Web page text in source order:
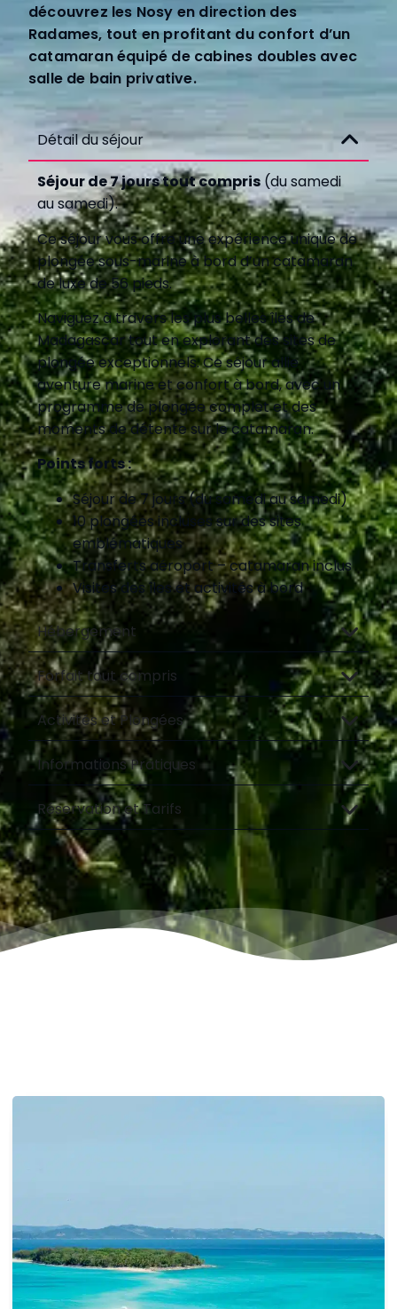
découvrez les Nosy en direction des
Radames, tout en profitant du confort d’un
catamaran équipé de cabines doubles avec
salle de bain privative.
Détail du séjour
Séjour de 7 jours tout compris (du samedi
au samedi).
Ce séjour vous offre une expérience unique de
plongée sous-marine à bord d’un catamaran
de luxe de 56 pieds.
Naviguez à travers les plus belles îles de
Madagascar tout en explorant des sites de
plongée exceptionnels. Ce séjour allie
aventure marine et confort à bord, avec un
programme de plongée complet et des
moments de détente sur le catamaran.
Points forts :
Séjour de 7 jours (du samedi au samedi)
10 plongées incluses sur des sites
emblématiques
Transferts aéroport – catamaran inclus
Visites des îles et activités à bord
Hébergement
Forfait tout compris
Activités et Plongées
Informations Pratiques
Réservation et Tarifs